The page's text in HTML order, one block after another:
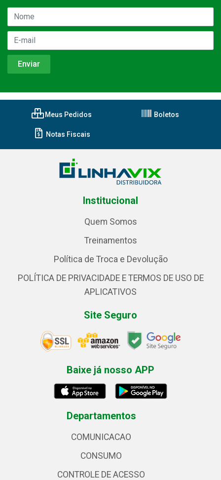
Meus Pedidos Boletos
Notas Fiscais
Institucional
Quem Somos
Treinamentos
Política de Troca e Devolução
POLÍTICA DE PRIVACIDADE E TERMOS DE USO DE
APLICATIVOS
Site Seguro
Baixe já nosso APP
Departamentos
COMUNICACAO
CONSUMO
CONTROLE DE ACESSO